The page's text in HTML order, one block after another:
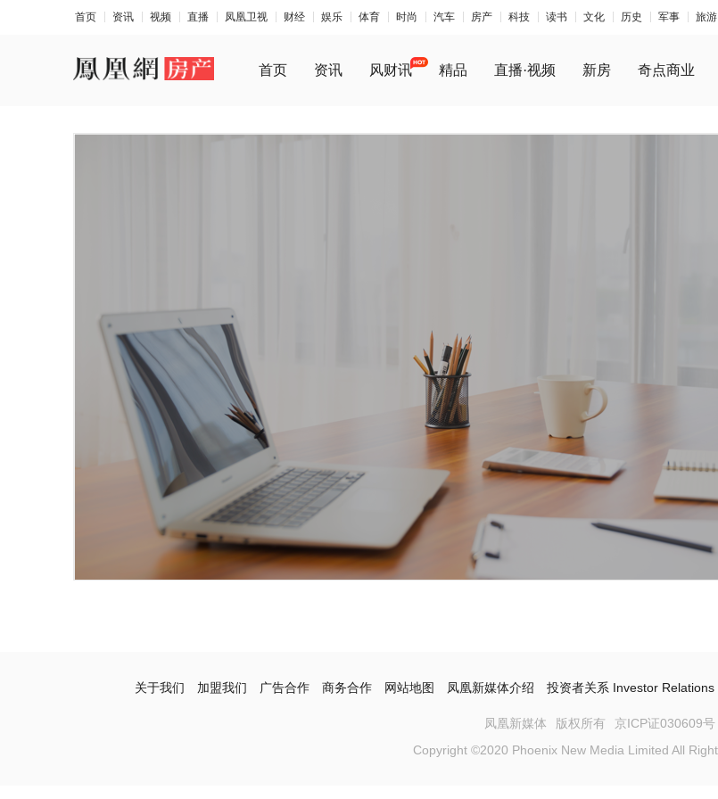
首页 资讯 视频 直播 凤凰卫视 财经 娱乐 体育 时尚 汽车 房产 科技 读书 文化 历史 军事 旅游
首页 资讯 风财讯 精品 直播·视频 新房 奇点商业
关于我们 加盟我们 广告合作 商务合作 网站地图 凤凰新媒体介绍 投资者关系 Investor Relations
凤凰新媒体 版权所有
京ICP证030609号
Copyright ©2020 Phoenix New Media Limited All